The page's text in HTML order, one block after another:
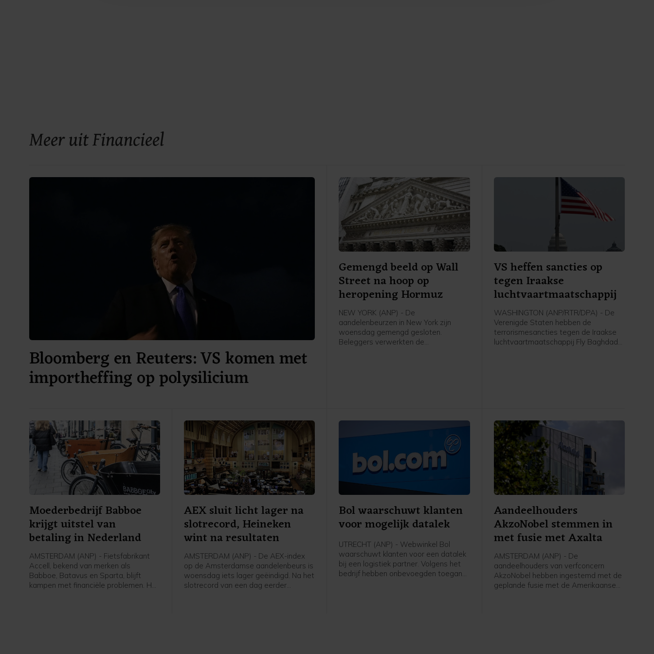
Meer uit Financieel
Bloomberg en Reuters: VS komen met
importheffing op polysilicium
Gemengd beeld op Wall
Street na hoop op
heropening Hormuz
NEW YORK (ANP) - De
aandelenbeurzen in New York zijn
woensdag gemengd gesloten.
Beleggers verwerkten de
VS heffen sancties op
tegen Iraakse
luchtvaartmaatschappij
WASHINGTON (ANP/RTR/DPA) - De
Verenigde Staten hebben de
terrorismesancties tegen de Iraakse
luchtvaartmaatschappij Fly Baghdad
Moederbedrijf Babboe
krijgt uitstel van
betaling in Nederland
AMSTERDAM (ANP) - Fietsfabrikant
Accell, bekend van merken als
Babboe, Batavus en Sparta, blijft
kampen met financiële problemen. Het
AEX sluit licht lager na
slotrecord, Heineken
wint na resultaten
AMSTERDAM (ANP) - De AEX-index
op de Amsterdamse aandelenbeurs is
woensdag iets lager geëindigd. Na het
slotrecord van een dag eerder
Bol waarschuwt klanten
voor mogelijk datalek
UTRECHT (ANP) - Webwinkel Bol
waarschuwt klanten voor een datalek
bij een logistiek partner. Volgens het
bedrijf hebben onbevoegden toegang
Aandeelhouders
AkzoNobel stemmen in
met fusie met Axalta
AMSTERDAM (ANP) - De
aandeelhouders van verfconcern
AkzoNobel hebben ingestemd met de
geplande fusie met de Amerikaanse